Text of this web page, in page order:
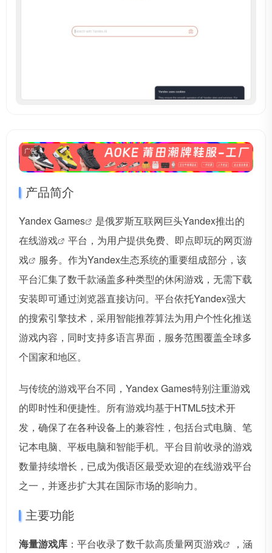
广告
产品简介
Yandex Games
是俄罗斯互联网巨头Yandex推出的
在线游戏
平台，为用户提供免费、即点即玩的网页游
戏
服务。作为Yandex生态系统的重要组成部分，该
平台汇集了数千款涵盖多种类型的休闲游戏，无需下载
安装即可通过浏览器直接访问。平台依托Yandex强大
的搜索引擎技术，采用智能推荐算法为用户个性化推送
游戏内容，同时支持多语言界面，服务范围覆盖全球多
个国家和地区。
与传统的游戏平台不同，Yandex Games特别注重游戏
的即时性和便捷性。所有游戏均基于HTML5技术开
发，确保了在各种设备上的兼容性，包括台式电脑、笔
记本电脑、平板电脑和智能手机。平台目前收录的游戏
数量持续增长，已成为俄语区最受欢迎的在线游戏平台
之一，并逐步扩大其在国际市场的影响力。
主要功能
海量游戏库 ：平台收录了数千款高质量网页游戏
，涵